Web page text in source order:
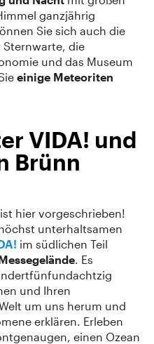
ganzjährig
Sie sich auch die
die
und das Museum
einige Meteoriten
VIDA! und
Brünn
hier vorgeschrieben!
unterhaltsamen
im südlichen Teil
. Es
und Ihren
um uns herum und
erklären. Erleben
einen Ozean